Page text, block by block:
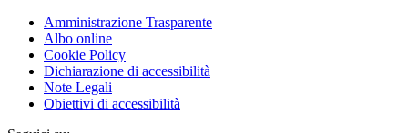
Amministrazione Trasparente
Albo online
Cookie Policy
Dichiarazione di accessibilità
Note Legali
Obiettivi di accessibilità